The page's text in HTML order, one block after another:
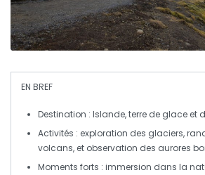
EN BREF
Destination : Islande, terre de glace et
Activités : exploration des glaciers,
volcans, et observation des aurores
Moments forts : immersion dans la